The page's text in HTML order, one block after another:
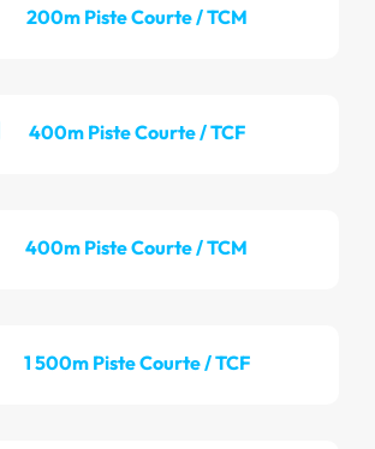
200m Piste Courte / TCM
400m Piste Courte / TCF
400m Piste Courte / TCM
1 500m Piste Courte / TCF